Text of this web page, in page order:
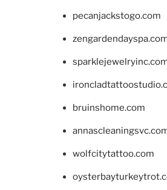
pecanjackstogo.com
bruinshome.com
wolfcitytattoo.com